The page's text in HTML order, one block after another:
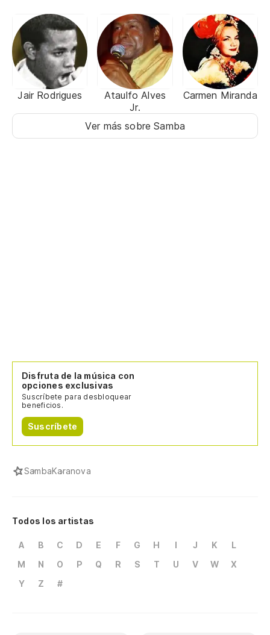
Jair Rodrigues
Ataulfo Alves
Jr.
Carmen Miranda
Ver más sobre Samba
Disfruta de la música con
opciones exclusivas
Suscríbete para desbloquear
beneficios.
Suscríbete
SambaKaranova
Todos los artistas
A B C D E F G H I J K
L
M
N O P Q R S T U V W
X
Y
Z #